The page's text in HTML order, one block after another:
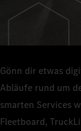
Gönn dir etwas
Abläufe rund um
smarten Services
Fleetboard,